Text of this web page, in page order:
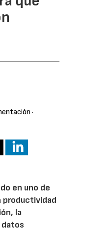
·
en uno de
productividad
la
datos